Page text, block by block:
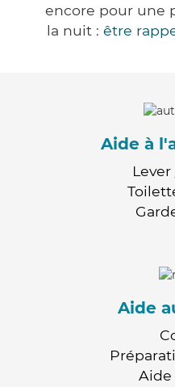
encore pour une
la nuit : être
Aide à
Aide
Aide